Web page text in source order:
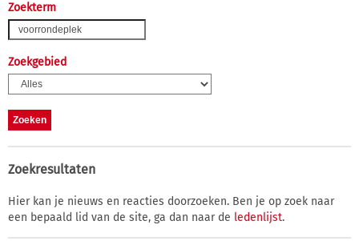
Zoekterm
Zoekgebied
Zoekresultaten
Hier kan je nieuws en reacties doorzoeken. Ben je op zoek naar
een bepaald lid van de site, ga dan naar de ledenlijst.